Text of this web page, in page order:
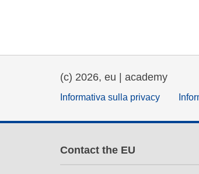
(c) 2026, eu | academy
Informativa sulla privacy
Contact the EU